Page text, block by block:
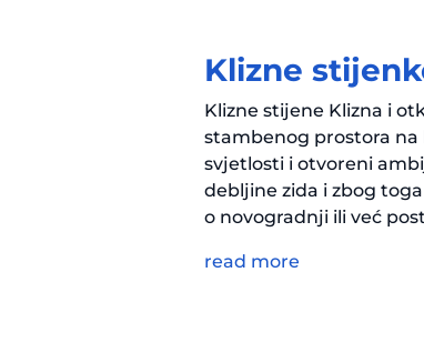
Klizne
Klizne stijene Klizna i
stambenog prostora na
svjetlosti i otvoreni
debljine zida i zbog
o novogradnji ili već
read more